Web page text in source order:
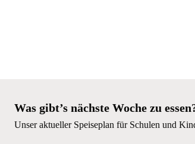
Was gibt’s nächste Woche zu
Unser aktueller Speiseplan für Schulen und